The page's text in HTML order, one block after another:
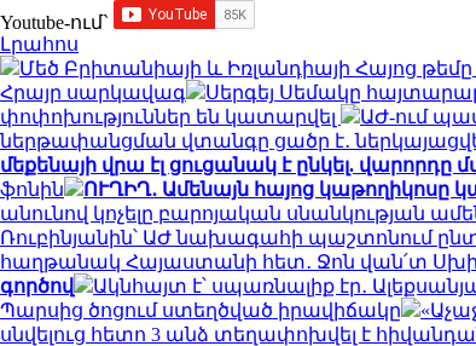
Youtube-ում`
Լրահոս
Մեծ Բրիտանիայի և Իռլանդիայի Հայոց թեմը
Հրայր սարկավագ
Սերգեյ Սեմակը
փոփոխություններ են կատարվել
ԱԺ-ում
ներթափանցման վտանգը ցածր է․
մեքենայի վրա էլ ցուցանակ է ընկել. վարորդը
ֆոնին
ՈՒՂԻՂ․ Ամենայն հայոց
անունով կոչելը բարոյական սնանկության
Ռուբինյանին՝ ԱԺ նախագահի պաշտոնում
հաղթանակ Հայաստանի հետ․ Ջոն վան՛տ
գործով
Ակնհայտ է՝ սպառնալիք էր․
Պարսից ծոցում ստեղծված իրավիճակը
սնվելուց հետո 3 անձ տեղափոխվել է